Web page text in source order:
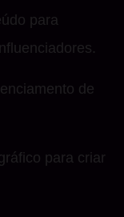
para
de
para criar